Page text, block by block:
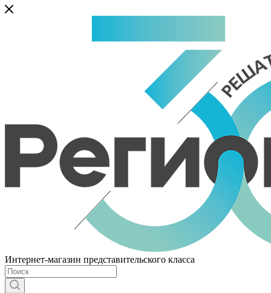
Интернет-магазин представительского класса